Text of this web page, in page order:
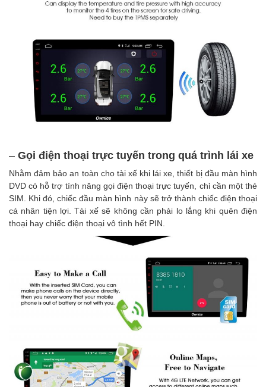
– Gọi điện thoại trực tuyến trong quá trình lái xe
Nhằm đảm bảo an toàn cho tài xế khi lái xe, thiết bị đầu màn hình
DVD có hỗ trợ tính năng gọi điện thoại trực tuyến, chỉ cần một thẻ
SIM. Khi đó, chiếc đầu màn hình này sẽ trở thành chiếc điện thoại
cá nhân tiện lợi. Tài xế sẽ không cần phải lo lắng khi quên điện
thoại hay chiếc điện thoại vô tình hết PIN.